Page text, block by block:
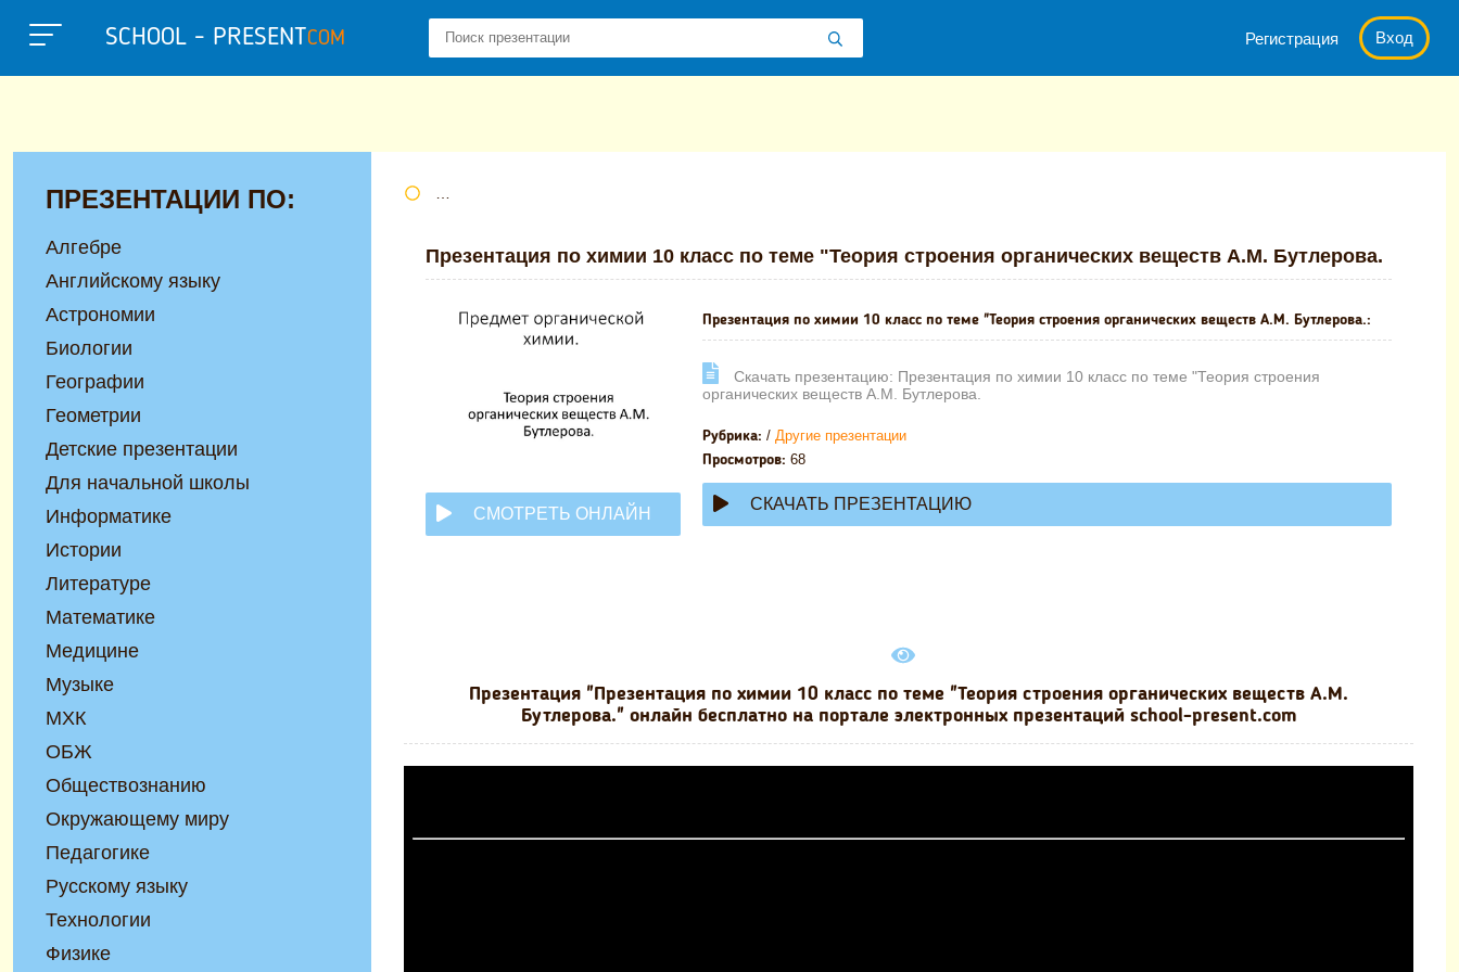
SCHOOL - PRESENTCOM Регистрация Вход
Презентация по химии 10 класс по теме "Теория строения органических веществ А.М. Бутлерова.
СМОТРЕТЬ ОНЛАЙН
Презентация по химии 10 класс по теме "Теория строения органических веществ А.М. Бутлерова.:
Cкачать презентацию: Презентация по химии 10 класс по теме "Теория строения
органических веществ А.М. Бутлерова.
Рубрика: / Другие презентации
Просмотров: 68
СКАЧАТЬ ПРЕЗЕНТАЦИЮ
Презентация "Презентация по химии 10 класс по теме "Теория строения органических веществ А.М.
Бутлерова." онлайн бесплатно на портале электронных презентаций school-present.com
ПРЕЗЕНТАЦИИ ПО:
Алгебре
Английскому языку
Астрономии
Биологии
Географии
Геометрии
Детские презентации
Для начальной школы
Информатике
Истории
Литературе
Математике
Медицине
Музыке
МХК
ОБЖ
Обществознанию
Окружающему миру
Педагогике
Русскому языку
Технологии
Физике